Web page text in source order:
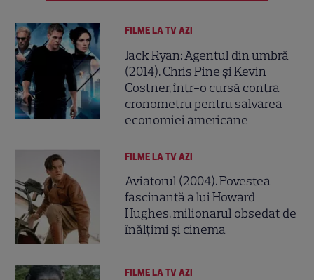
FILME LA TV AZI
Jack Ryan: Agentul din umbră
(2014). Chris Pine și Kevin
Costner, într-o cursă contra
cronometru pentru salvarea
economiei americane
FILME LA TV AZI
Aviatorul (2004). Povestea
fascinantă a lui Howard
Hughes, milionarul obsedat de
înălțimi și cinema
FILME LA TV AZI